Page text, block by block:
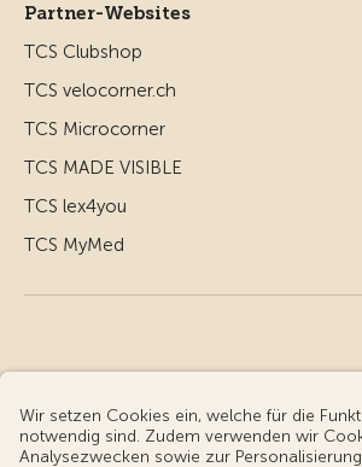
Partner-Websites
TCS Clubshop
TCS velocorner.ch
TCS Microcorner
TCS MADE VISIBLE
TCS lex4you
TCS MyMed